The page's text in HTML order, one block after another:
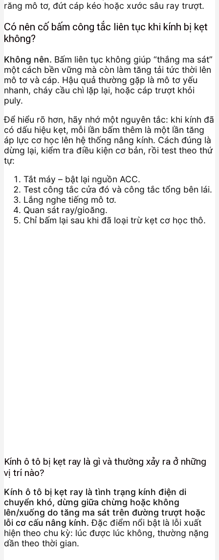
răng mô tơ, đứt cáp kéo hoặc xước sâu ray trượt.
Có nên cố bấm công tắc liên tục khi kính bị kẹt
không?
Không nên. Bấm liên tục không giúp “thắng ma sát”
một cách bền vững mà còn làm tăng tải tức thời lên
mô tơ và cáp. Hậu quả thường gặp là mô tơ yếu
nhanh, cháy cầu chì lặp lại, hoặc cáp trượt khỏi
puly.
Để hiểu rõ hơn, hãy nhớ một nguyên tắc: khi kính đã
có dấu hiệu kẹt, mỗi lần bấm thêm là một lần tăng
áp lực cơ học lên hệ thống nâng kính. Cách đúng là
dừng lại, kiểm tra điều kiện cơ bản, rồi test theo thứ
tự:
Tắt máy – bật lại nguồn ACC.
Test công tắc cửa đó và công tắc tổng bên lái.
Lắng nghe tiếng mô tơ.
Quan sát ray/gioăng.
Chỉ bấm lại sau khi đã loại trừ kẹt cơ học thô.
Kính ô tô bị kẹt ray là gì và thường xảy ra ở những
vị trí nào?
Kính ô tô bị kẹt ray là tình trạng kính điện di
chuyển khó, dừng giữa chừng hoặc không
lên/xuống do tăng ma sát trên đường trượt hoặc
lỗi cơ cấu nâng kính. Đặc điểm nổi bật là lỗi xuất
hiện theo chu kỳ: lúc được lúc không, thường nặng
dần theo thời gian.